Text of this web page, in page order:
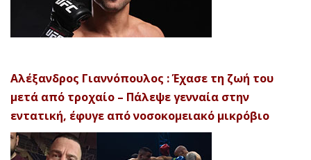
Αλέξανδρος Γιαννόπουλος : Έχασε τη ζωή του
μετά από τροχαίο – Πάλεψε γενναία στην
εντατική, έφυγε από νοσοκομειακό μικρόβιο